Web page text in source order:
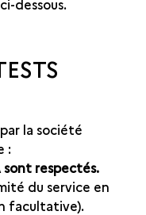
dessous.
la société
:
sont respectés.
du service en
facultative).